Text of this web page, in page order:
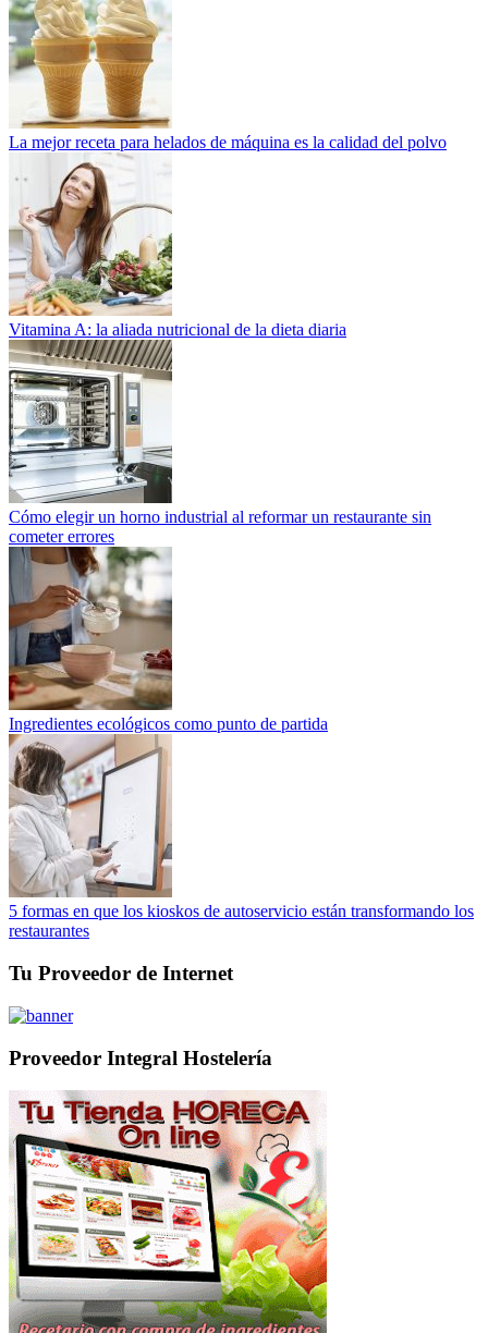
La mejor receta para helados de máquina es la calidad del polvo
Vitamina A: la aliada nutricional de la dieta diaria
Cómo elegir un horno industrial al reformar un restaurante sin
cometer errores
Ingredientes ecológicos como punto de partida
5 formas en que los kioskos de autoservicio están transformando los
restaurantes
Tu Proveedor de Internet
Proveedor Integral Hostelería